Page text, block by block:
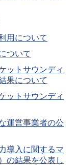
用について
ついて
ットサウンディ
果について
ットサウンディ
運営事業者の公
導入に関するマ
の結果を公表し